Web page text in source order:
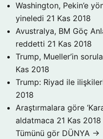
Washington, Pekin’e
yineledi 21 Kas 2018
Avustralya, BM Göç
reddetti 21 Kas 2018
Trump, Mueller’in
Kas 2018
Trump: Riyad ile
2018
Araştırmalara göre
aldatmaca 21 Kas 2018
Tümünü gör DÜNYA →